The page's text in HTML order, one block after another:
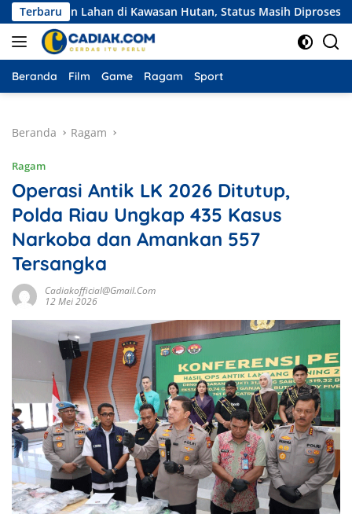
Langsung
ke
konten
Terbarudi Kawasan Hutan, Status Masih Diproses
Beranda Film Game Ragam Sport
Beranda Ragam
Ragam
Operasi Antik LK 2026 Ditutup,
Polda Riau Ungkap 435 Kasus
Narkoba dan Amankan 557
Tersangka
Cadiakofficial@gmail.com
12 Mei 2026